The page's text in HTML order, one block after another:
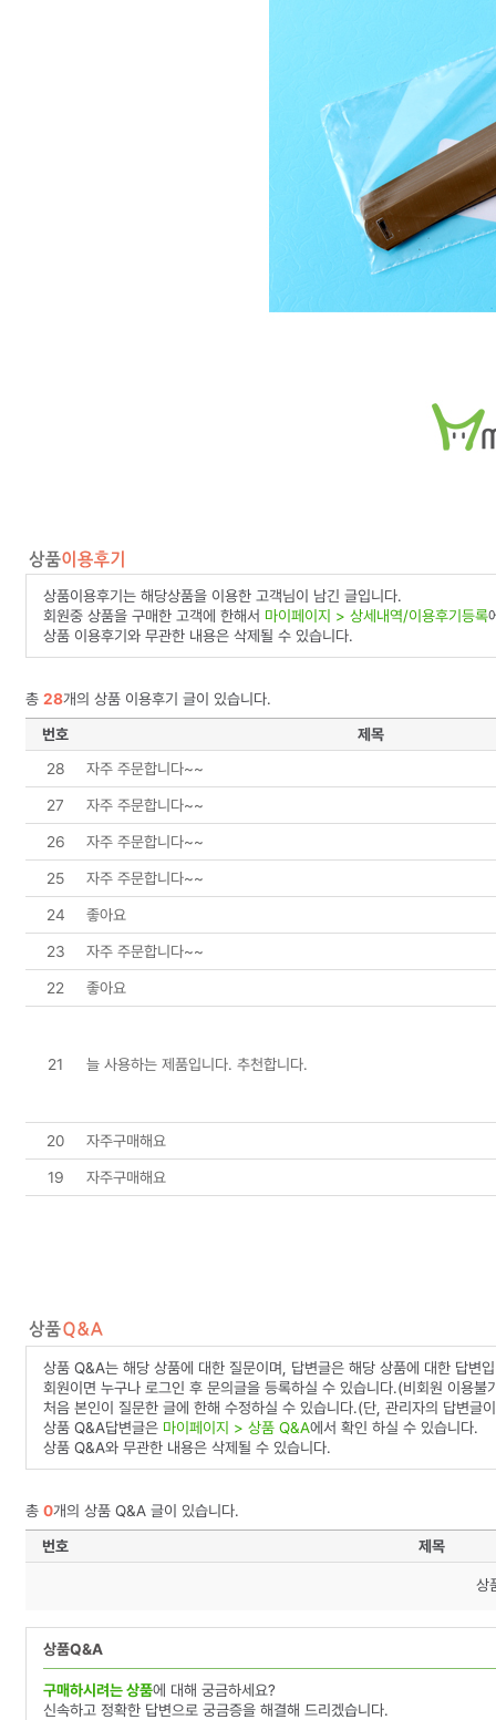
상품이용후기는 해당상품을 이용한 고객님이 남긴 글입니다.
회원중 상품을 구매한 고객에 한해서 마이페이지 > 상세내역/이용후기등록
상품 이용후기와 무관한 내용은 삭제될 수 있습니다.
총 28개의 상품 이용후기 글이 있습니다.
번호
제목
28
자주 주문합니다~~
27 자주 주문합니다~~
26 자주 주문합니다~~
25 자주 주문합니다~~
24 좋아요
23 자주 주문합니다~~
22 좋아요
21 늘 사용하는 제품입니다. 추천합니다.
20 자주구매해요
19 자주구매해요
상품 Q&A는 해당 상품에 대한 질문이며, 답변글은 해당 상품에 대한 답변
회원이면 누구나 로그인 후 문의글을 등록하실 수 있습니다.(비회원 이용불
처음 본인이 질문한 글에 한해 수정하실 수 있습니다.(단, 관리자의 답변글
상품 Q&A답변글은 마이페이지 > 상품 Q&A에서 확인 하실 수 있습니다.
상품 Q&A와 무관한 내용은 삭제될 수 있습니다.
총 0개의 상품 Q&A 글이 있습니다.
번호
제목
상
상품Q&A
구매하시려는 상품에 대해 궁금하세요?
신속하고 정확한 답변으로 궁금증을 해결해 드리겠습니다.